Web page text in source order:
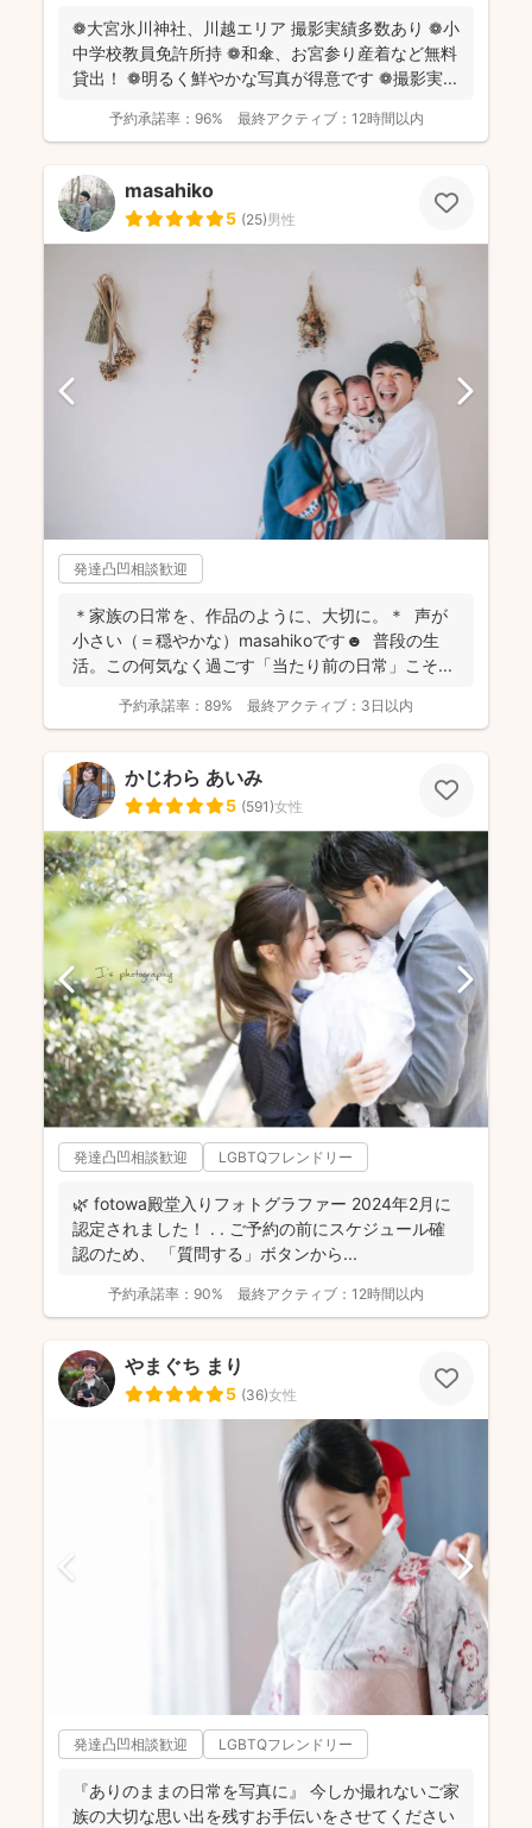
❁大宮氷川神社、川越エリア 撮影実績多数あり ❁小
中学校教員免許所持 ❁和傘、お宮参り産着など無料
貸出！ ❁明るく鮮やかな写真が得意です ❁撮影実...
予約承諾率： 96% 最終アクティブ： 12時間以内
masahiko
5 (25)男性
発達凸凹相談歓迎
＊家族の日常を、作品のように、大切に。＊ 声が
小さい（＝穏やかな）masahikoです☻ 普段の生
活。この何気なく過ごす「当たり前の日常」こそ...
予約承諾率： 89% 最終アクティブ： 3日以内
かじわら あいみ
5 (591)女性
発達凸凹相談歓迎 LGBTQフレンドリー
🌿 fotowa殿堂入りフォトグラファー 2024年2月に
認定されました！ . . ご予約の前にスケジュール確
認のため、 「質問する」ボタンから...
予約承諾率： 90% 最終アクティブ： 12時間以内
やまぐち まり
5 (36)女性
発達凸凹相談歓迎 LGBTQフレンドリー
『ありのままの日常を写真に』 今しか撮れないご家
族の大切な思い出を残すお手伝いをさせてください